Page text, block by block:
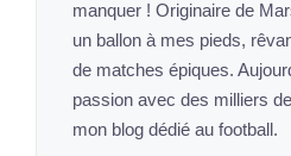
manquer ! Originaire de
un ballon à mes pieds,
de matches épiques.
passion avec des milliers
mon blog dédié au football.